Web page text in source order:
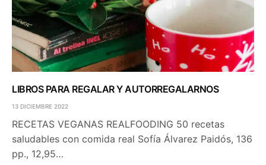
LIBROS PARA REGALAR Y AUTORREGALARNOS
13 DICIEMBRE 2022
RECETAS VEGANAS REALFOODING 50 recetas
saludables con comida real Sofía Álvarez Paidós, 136
pp., 12,95…